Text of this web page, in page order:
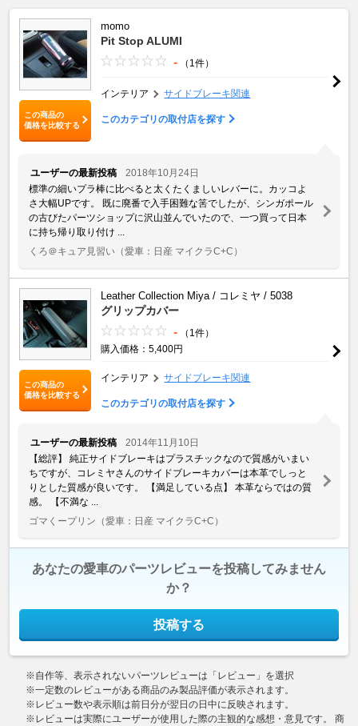
この商品の
価格を比較する
momo
Pit Stop ALUMI
- （1件）
インテリア サイドブレーキ関連
このカテゴリの取付店を探す
ユーザーの最新投稿
2018年10月24日
標準の細いプラ棒に比べると太くたくましいレバーに。カッコよ
さ大幅UPです。 既に廃番で入手困難な筈でしたが、シンガポール
の古びたパーツショップに沢山並んでいたので、一つ買って日本
に持ち帰り取り付け ...
くろ＠キュア見習い （愛車：日産 マイクラC+C）
この商品の
価格を比較する
Leather Collection Miya / コレミヤ / 5038
グリップカバー
-
（1件）
購入価格：5,400円
インテリア サイドブレーキ関連
このカテゴリの取付店を探す
ユーザーの最新投稿
2014年11月10日
【総評】 純正サイドブレーキはプラスチックなので質感がいまい
ちですが、コレミヤさんのサイドブレーキカバーは本革でしっと
りとした質感が良いです。 【満足している点】 本革ならではの質
感。 【不満な ...
ゴマくープリン （愛車：日産 マイクラC+C）
あなたの愛車のパーツレビューを投稿してみません
か？
投稿する
※自作等、表示されないパーツレビューは「レビュー」を選択
※一定数のレビューがある商品のみ製品評価が表示されます。
※レビュー数や表示順は前日分が翌日の日中に反映されます。
※レビューは実際にユーザーが使用した際の主観的な感想・意見です。 商